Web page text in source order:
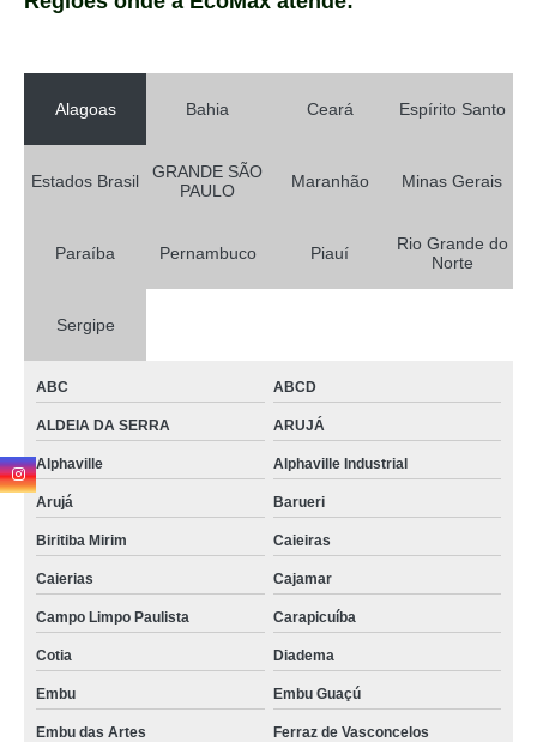
Alagoas Bahia Ceará Espírito Santo
Estados Brasil
GRANDE SÃO
PAULO
Maranhão Minas Gerais
Paraíba Pernambuco Piauí
Rio Grande do
Norte
Sergipe
ABC ABCD
ALDEIA DA SERRA ARUJÁ
Alphaville Alphaville Industrial
Arujá Barueri
Biritiba Mirim Caieiras
Caierias Cajamar
Campo Limpo Paulista Carapicuíba
Cotia Diadema
Embu Embu Guaçú
Embu das Artes Ferraz de Vasconcelos